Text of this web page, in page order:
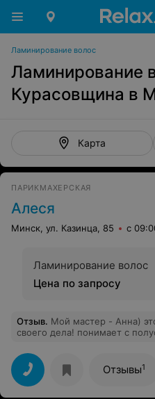
Ламинирование волос
Ламинирование
Курасовщина в
Карта
ПАРИКМАХЕРСКАЯ
Алеся
Минск, ул. Казинца, 85 с
Ламинирование волос
Цена по запросу
Отзыв. Мой мастер - Анна)
своего дела! понимает с
Отзывы1